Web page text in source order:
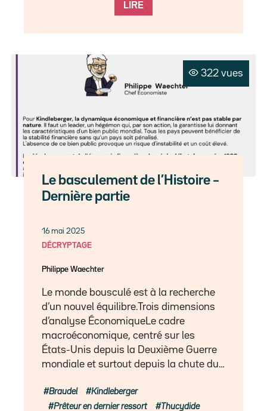
LIRE
322 vues
Le basculement de l’Histoire –
Dernière partie
16 mai 2025
DÉCRYPTAGE
Philippe Waechter
Le monde bousculé est à la recherche
d’un nouvel équilibre.Trois dimensions
d’analyse ÉconomiqueLe cadre
macroéconomique, centré sur les
États-Unis depuis la Deuxième Guerre
mondiale et surtout depuis la chute du…
Braudel
Kindleberger
Prêteur en dernier ressort
Thucydide